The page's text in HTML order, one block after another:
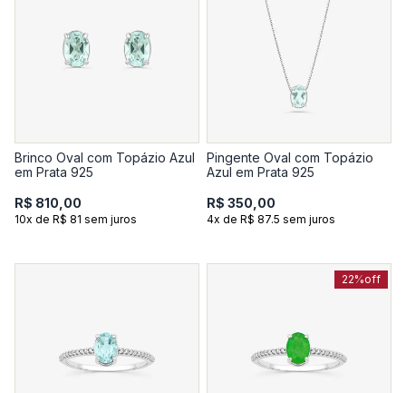
Brinco Oval com Topázio Azul
em Prata 925
R$ 810,00
10x de R$ 81 sem juros
Pingente Oval com Topázio
Azul em Prata 925
R$ 350,00
4x de R$ 87.5 sem juros
22%off